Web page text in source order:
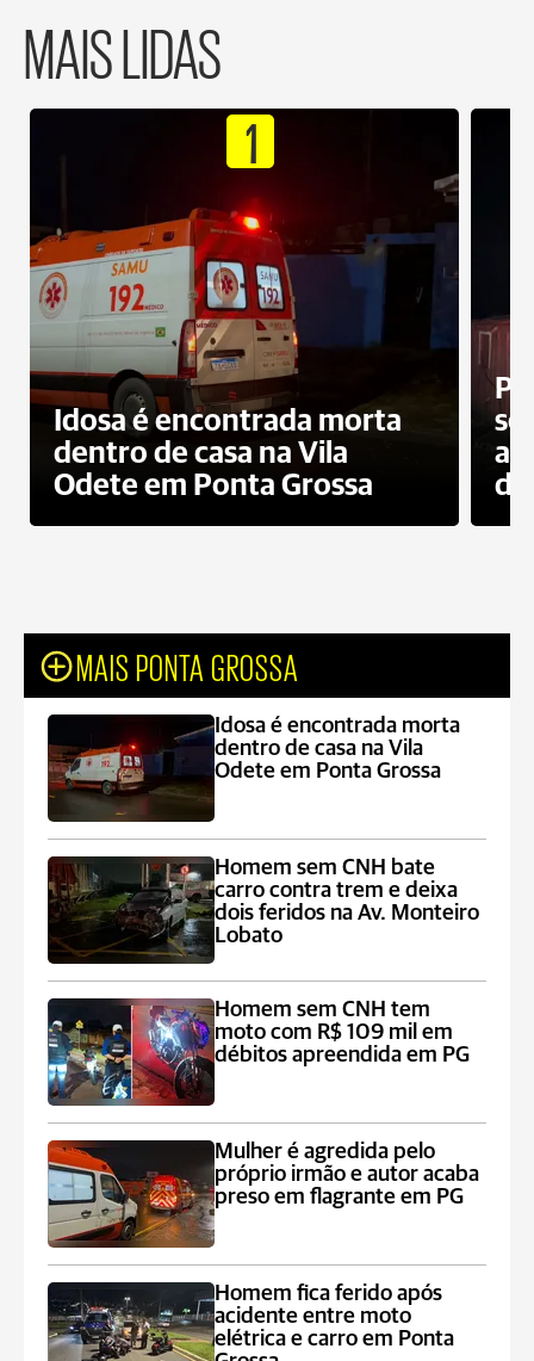
MAIS LIDAS
1
Idosa é encontrada morta
dentro de casa na Vila
Odete em Ponta Grossa
do
MAIS PONTA GROSSA
Idosa é encontrada morta
dentro de casa na Vila
Odete em Ponta Grossa
Homem sem CNH bate
carro contra trem e deixa
dois feridos na Av. Monteiro
Lobato
Homem sem CNH tem
moto com R$ 109 mil em
débitos apreendida em PG
Mulher é agredida pelo
próprio irmão e autor acaba
preso em flagrante em PG
Homem fica ferido após
acidente entre moto
elétrica e carro em Ponta